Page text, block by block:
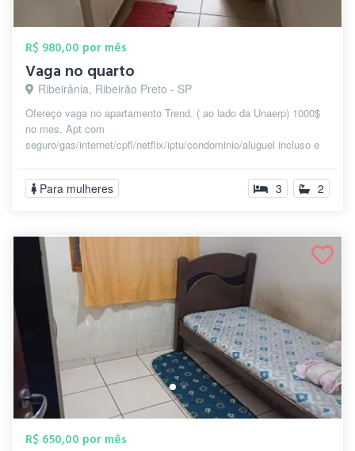
R$ 980,00 por mês
Vaga no quarto
Ribeirânia, Ribeirão Preto - SP
Ofereço vaga no apartamento Trend. ( ao lado da Unaerp) 1000$
no mes. Apt com
seguro/gas/internet/cpfl/netflix/iptu/condominio/aluguel incluso e
Para mulheres 3 2
R$ 650,00 por mês